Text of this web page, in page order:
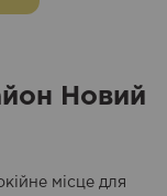
Новий
місце для